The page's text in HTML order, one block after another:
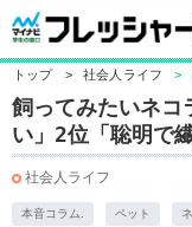
トップ > 社会人ライフ >
飼ってみたいネ
い」2位「聡明で
社会人ライフ
本音コラム. ペット